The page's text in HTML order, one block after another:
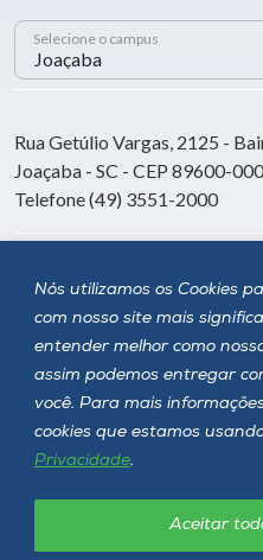
Nós utilizamos os Cookies
com nosso site mais
entender melhor como
assim podemos entregar
você. Para mais
cookies que estamos
Privacidade.
Aceitar
Selecione o campus
Rua Getúlio Vargas, 2125 -
Joaçaba - SC - CEP 89600-000
Telefone (49) 3551-2000
Siga a Unoesc
Política de privacidade LGPD